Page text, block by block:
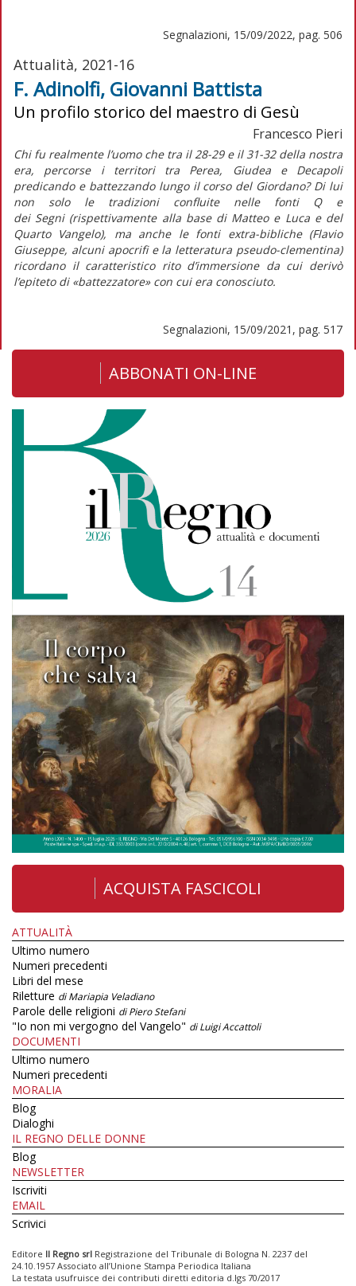
Segnalazioni, 15/09/2022, pag. 506
Attualità, 2021-16
F. Adinolfi, Giovanni Battista
Un profilo storico del maestro di Gesù
Francesco Pieri
Chi fu realmente l’uomo che tra il 28-29 e il 31-32 della nostra
era, percorse i territori tra Perea, Giudea e Decapoli
predicando e battezzando lungo il corso del Giordano? Di lui
non solo le tradizioni confluite nelle fonti
Qe
dei Segni(rispettivamente alla base di Matteo e Luca e del
Quarto Vangelo), ma anche le fonti extra-bibliche (Flavio
Giuseppe, alcuni apocrifi e la letteratura pseudo-clementina)
ricordano il caratteristico rito d’immersione da cui derivò
l’epiteto di «battezzatore» con cui era conosciuto.
Segnalazioni, 15/09/2021, pag. 517
ABBONATI ON-LINE
ACQUISTA FASCICOLI
ATTUALITÀ
Ultimo numero
Numeri precedenti
Libri del mese
Riletture di Mariapia Veladiano
Parole delle religioni di Piero Stefani
"Io non mi vergogno del Vangelo" di Luigi Accattoli
DOCUMENTI
Ultimo numero
Numeri precedenti
MORALIA
Blog
Dialoghi
IL REGNO DELLE DONNE
Blog
NEWSLETTER
Iscriviti
EMAIL
Scrivici
Editore Il Regno srl Registrazione del Tribunale di Bologna N. 2237 del
24.10.1957 Associato all’Unione Stampa Periodica Italiana
La testata usufruisce dei contributi diretti editoria d.lgs 70/2017